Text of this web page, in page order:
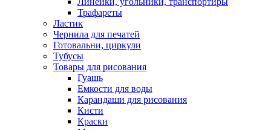
Трафареты
Ластик
Чернила для печатей
Готовальни, циркули
Тубусы
Товары для рисования
Гуашь
Емкости для воды
Карандаши для рисования
Кисти
Краски